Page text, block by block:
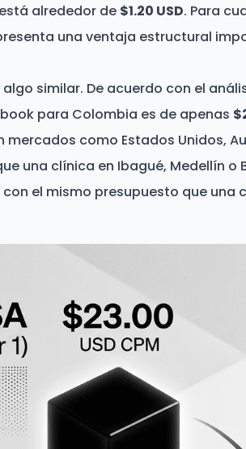
alrededor de $1.20 USD. Para
una ventaja estructural
algo similar. De acuerdo con el
para Colombia es de apenas
mercados como Estados Unidos,
una clínica en Ibagué, Medellín
con el mismo presupuesto que una